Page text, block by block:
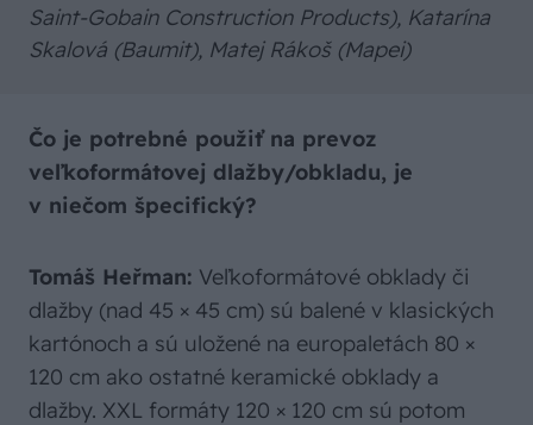
Saint-Gobain Construction Products), Katarína
Skalová (Baumit), Matej Rákoš (Mapei)
Čo je potrebné použiť na prevoz
veľkoformátovej dlažby/obkladu, je
v niečom špecifický?
Tomáš Heřman: Veľkoformátové obklady či
dlažby (nad 45 × 45 cm) sú balené v klasických
kartónoch a sú uložené na europaletách 80 ×
120 cm ako ostatné keramické obklady a
dlažby. XXL formáty 120 × 120 cm sú potom